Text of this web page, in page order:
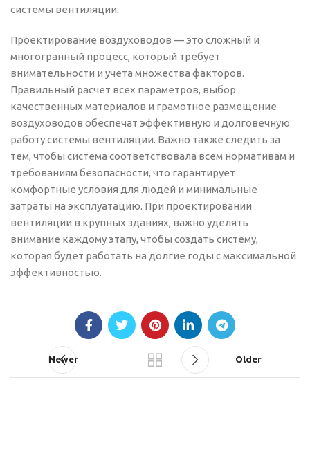
системы вентиляции.
Проектирование воздуховодов — это сложный и
многогранный процесс, который требует
внимательности и учета множества факторов.
Правильный расчет всех параметров, выбор
качественных материалов и грамотное размещение
воздуховодов обеспечат эффективную и долговечную
работу системы вентиляции. Важно также следить за
тем, чтобы система соответствовала всем нормативам и
требованиям безопасности, что гарантирует
комфортные условия для людей и минимальные
затраты на эксплуатацию. При проектировании
вентиляции в крупных зданиях, важно уделять
внимание каждому этапу, чтобы создать систему,
которая будет работать на долгие годы с максимальной
эффективностью.
Newer Older